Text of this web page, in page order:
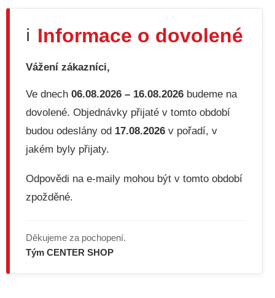
á
a
c
v
k
y
v
s
u
ℹ️ Informace o dovolené
Vážení zákazníci,
Ve dnech 06.08.2026 – 16.08.2026 budeme na
dovolené. Objednávky přijaté v tomto období
budou odeslány od 17.08.2026 v pořadí, v
jakém byly přijaty.
Odpovědi na e-maily mohou být v tomto období
zpožděné.
Děkujeme za pochopení.
Tým CENTER SHOP